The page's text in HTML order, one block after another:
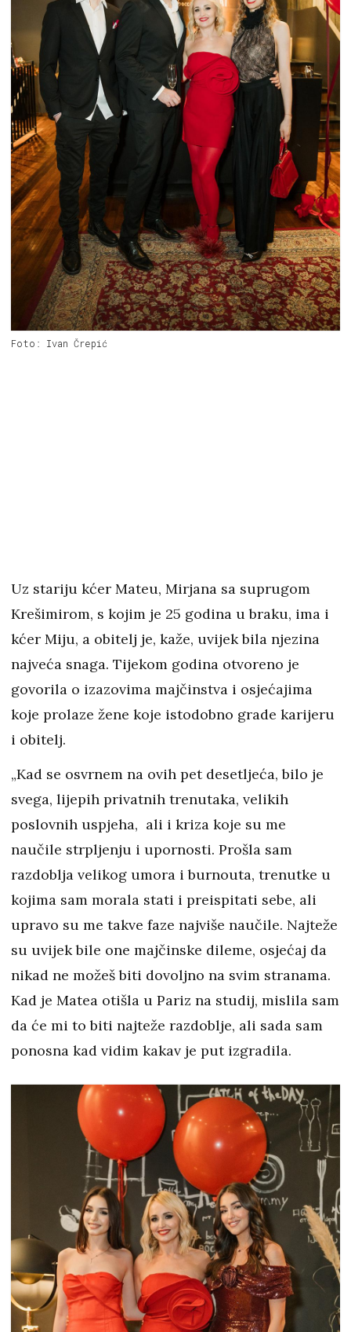
Foto: Ivan Črepić
Uz stariju kćer Mateu, Mirjana sa suprugom
Krešimirom, s kojim je 25 godina u braku, ima i
kćer Miju, a obitelj je, kaže, uvijek bila njezina
najveća snaga. Tijekom godina otvoreno je
govorila o izazovima majčinstva i osjećajima
koje prolaze žene koje istodobno grade karijeru
i obitelj.
„Kad se osvrnem na ovih pet desetljeća, bilo je
svega, lijepih privatnih trenutaka, velikih
poslovnih uspjeha, ali i kriza koje su me
naučile strpljenju i upornosti. Prošla sam
razdoblja velikog umora i burnouta, trenutke u
kojima sam morala stati i preispitati sebe, ali
upravo su me takve faze najviše naučile. Najteže
su uvijek bile one majčinske dileme, osjećaj da
nikad ne možeš biti dovoljno na svim stranama.
Kad je Matea otišla u Pariz na studij, mislila sam
da će mi to biti najteže razdoblje, ali sada sam
ponosna kad vidim kakav je put izgradila.